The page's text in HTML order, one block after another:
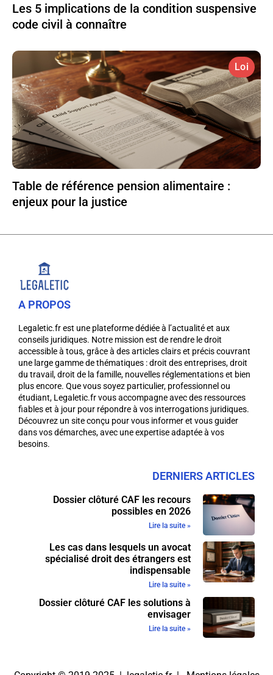
Les 5 implications de la condition suspensive
code civil à connaître
Loi
Table de référence pension alimentaire :
enjeux pour la justice
A PROPOS
Legaletic.fr est une plateforme dédiée à l’actualité et aux
conseils juridiques. Notre mission est de rendre le droit
accessible à tous, grâce à des articles clairs et précis couvrant
une large gamme de thématiques : droit des entreprises, droit
du travail, droit de la famille, nouvelles réglementations et bien
plus encore. Que vous soyez particulier, professionnel ou
étudiant, Legaletic.fr vous accompagne avec des ressources
fiables et à jour pour répondre à vos interrogations juridiques.
Découvrez un site conçu pour vous informer et vous guider
dans vos démarches, avec une expertise adaptée à vos
besoins.
DERNIERS ARTICLES
Dossier clôturé CAF les recours
possibles en 2026
Lire la suite »
Les cas dans lesquels un avocat
spécialisé droit des étrangers est
indispensable
Lire la suite »
Dossier clôturé CAF les solutions à
envisager
Lire la suite »